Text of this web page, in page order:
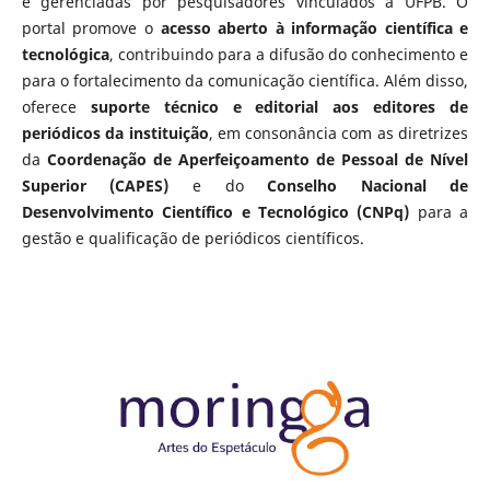
portal promove o acesso aberto à informação científica e
tecnológica, contribuindo para a difusão do conhecimento e
para o fortalecimento da comunicação científica. Além disso,
oferece suporte técnico e editorial aos editores de
periódicos da instituição, em consonância com as diretrizes
da Coordenação de Aperfeiçoamento de Pessoal de Nível
Superior (CAPES) e doConselho Nacional de
Desenvolvimento Científico e Tecnológico (CNPq) para a
gestão e qualificação de periódicos científicos.